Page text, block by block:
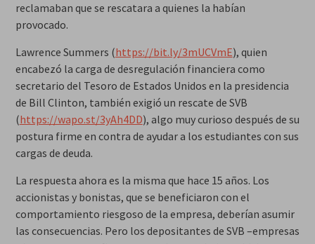
reclamaban que se rescatara a quienes la habían
provocado.
Lawrence Summers (https://bit.ly/3mUCVmE), quien
encabezó la carga de desregulación financiera como
secretario del Tesoro de Estados Unidos en la presidencia
de Bill Clinton, también exigió un rescate de SVB
(https://wapo.st/3yAh4DD), algo muy curioso después de su
postura firme en contra de ayudar a los estudiantes con sus
cargas de deuda.
La respuesta ahora es la misma que hace 15 años. Los
accionistas y bonistas, que se beneficiaron con el
comportamiento riesgoso de la empresa, deberían asumir
las consecuencias. Pero los depositantes de SVB –empresas